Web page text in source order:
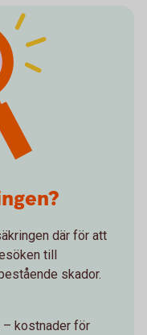
där för att
till
skador.
– kostnader för